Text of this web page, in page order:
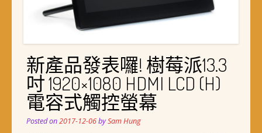
新產品發表囉! 樹莓派13.3
吋 1920×1080 HDMI LCD (H)
電容式觸控螢幕
Posted on2017-12-06bySam Hung